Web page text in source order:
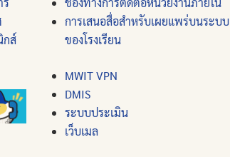
กส์
การเสนอสื่อสำหรับเผยแพร่บนระบบ
ของโรงเรียน
MWIT VPN
DMIS
ระบบประเมิน
เว็บเมล